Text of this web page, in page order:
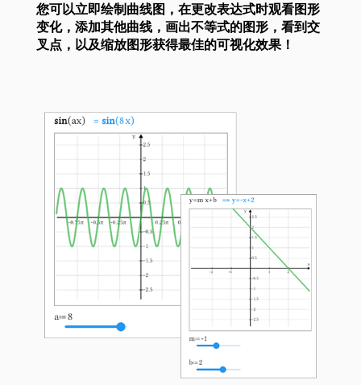
您可以立即绘制曲线图，在更改表达式时观看图形
变化，添加其他曲线，画出不等式的图形，看到交
叉点，以及缩放图形获得最佳的可视化效果！